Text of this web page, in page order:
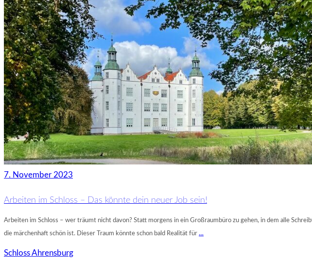
7. November 2023
Arbeiten im Schloss – Das könnte dein neuer Job sein!
Arbeiten im Schloss – wer träumt nicht davon? Statt morgens in ein Großraumbüro zu gehen, in dem alle
die märchenhaft schön ist. Dieser Traum könnte schon bald Realität für …
Schloss Ahrensburg